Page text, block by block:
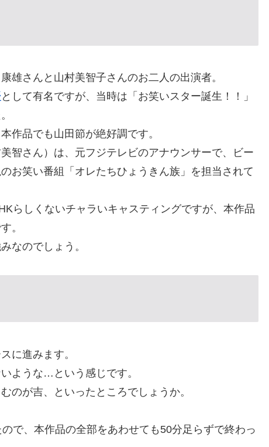
雄さんと山村美智子さんのお二人の出演者。
として有名ですが、当時は「お笑いスター誕生！！」
作品でも山田節が絶好調です。
智さん）は、元フジテレビのアナウンサーで、ビー
お笑い番組「オレたちひょうきん族」を担当されて
らしくないチャラいキャスティングですが、本作品
。
なのでしょう。
に進みます。
ような…という感じです。
のが吉、といったところでしょうか。
で、本作品の全部をあわせても50分足らずで終わっ